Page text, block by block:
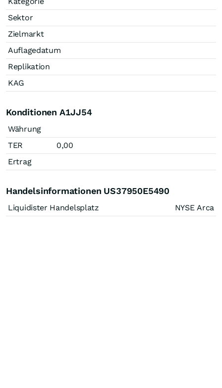
Sektor
Zielmarkt
Auflagedatum
Replikation
KAG
Konditionen A1JJ54
Währung
TER
0,00
Ertrag
Handelsinformationen US37950E5490
Liquidister Handelsplatz NYSE Arca